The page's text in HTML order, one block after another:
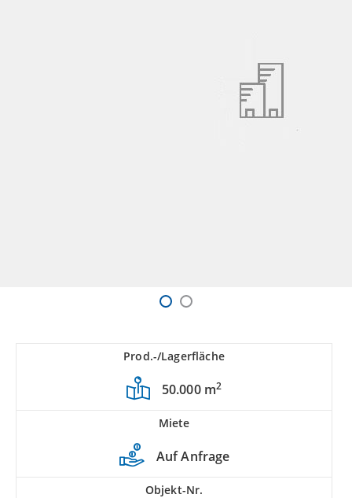
Prod.-/Lagerfläche
50.000 m2
Miete
Auf Anfrage
Objekt-Nr.